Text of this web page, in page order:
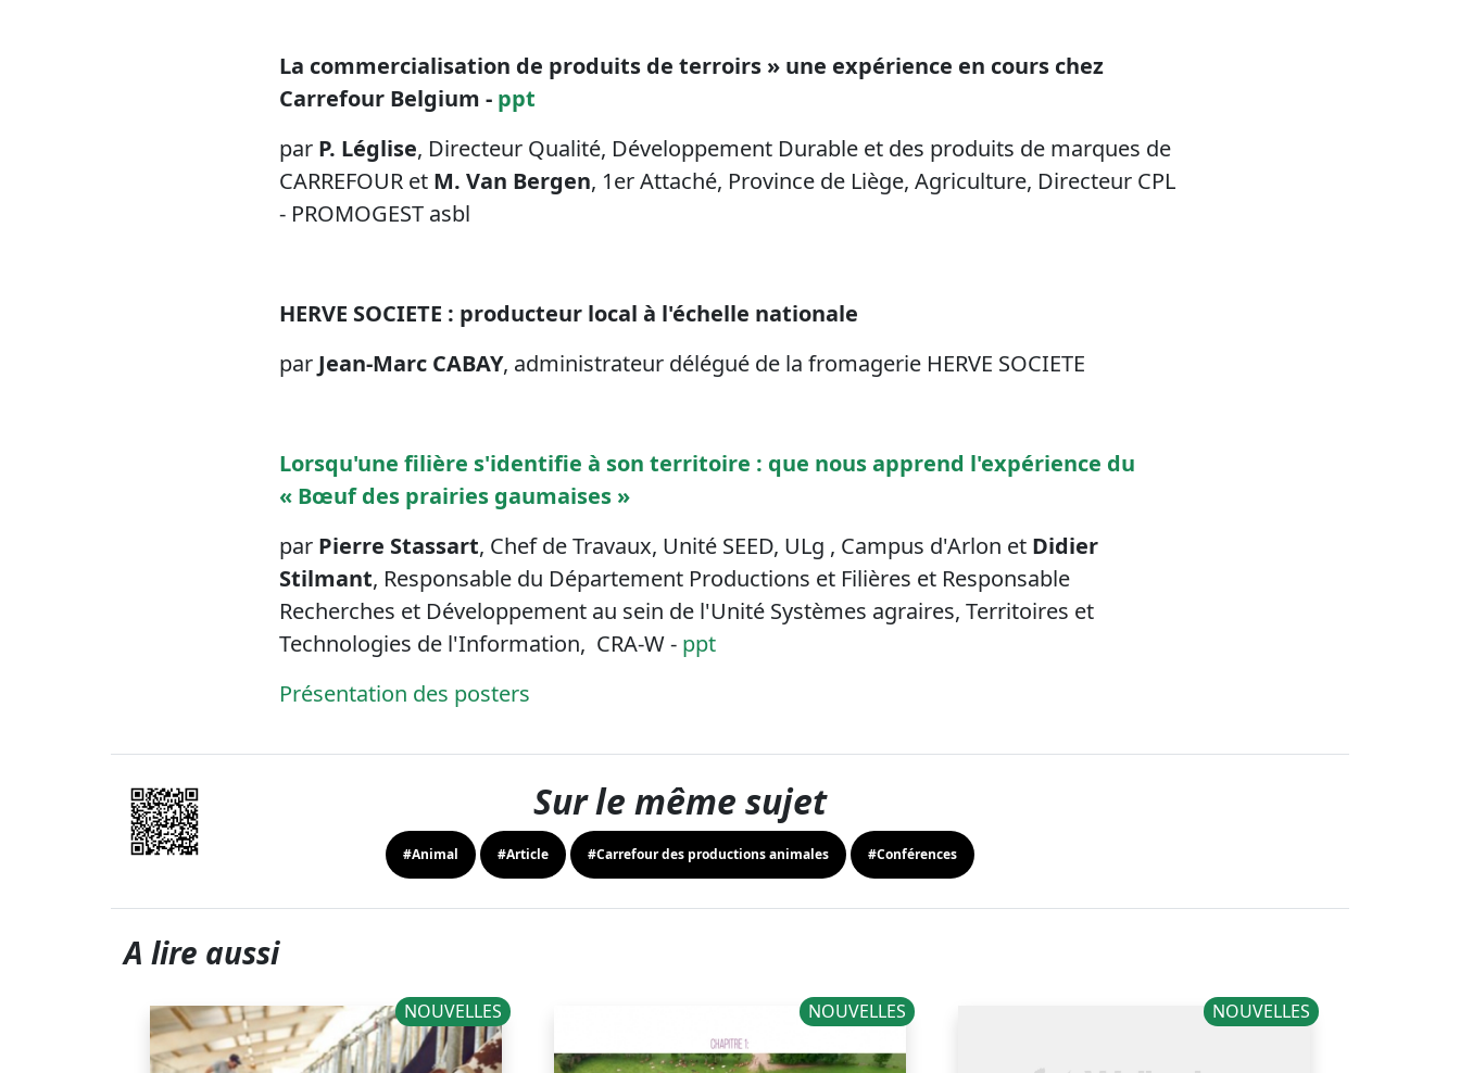
La commercialisation de produits de terroirs » une expérience en cours chez
Carrefour Belgium - ppt
par P. Léglise, Directeur Qualité, Développement Durable et des produits de marques de
CARREFOUR et M. Van Bergen, 1er Attaché, Province de Liège, Agriculture, Directeur CPL
- PROMOGEST asbl
HERVE SOCIETE : producteur local à l'échelle nationale
par Jean-Marc CABAY, administrateur délégué de la fromagerie HERVE SOCIETE
Lorsqu'une filière s'identifie à son territoire : que nous apprend l'expérience du
« Bœuf des prairies gaumaises »
par Pierre Stassart, Chef de Travaux, Unité SEED, ULg , Campus d'Arlon et Didier
Stilmant, Responsable du Département Productions et Filières et Responsable
Recherches et Développement au sein de l'Unité Systèmes agraires, Territoires et
Technologies de l'Information, CRA-W - ppt
Présentation des posters
Sur le même sujet
#Animal #Article #Carrefour des productions animales #Conférences
A lire aussi
NOUVELLES NOUVELLES NOUVELLES